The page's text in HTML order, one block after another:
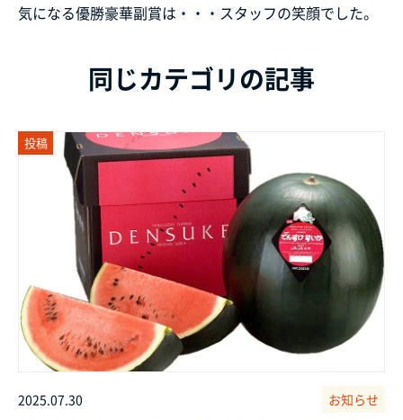
気になる優勝豪華副賞は・・・スタッフの笑顔でした。
同じカテゴリの記事
投稿
2025.07.30 お知らせ